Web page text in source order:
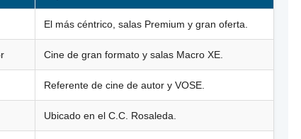
El más céntrico, salas Premium y gran oferta.
Cine de gran formato y salas Macro XE.
Referente de cine de autor y VOSE.
Ubicado en el C.C. Rosaleda.